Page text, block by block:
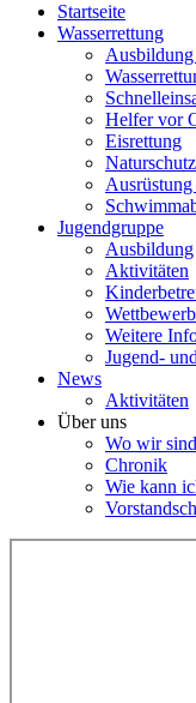
Startseite
Wasserrettung
Ausbildung
Helfer vor
Eisrettung
Naturschutz
Jugendgruppe
Ausbildung
Aktivitäten
Weitere
Jugend-
News
Aktivitäten
Über uns
Wo wir sind
Chronik
Wie kann